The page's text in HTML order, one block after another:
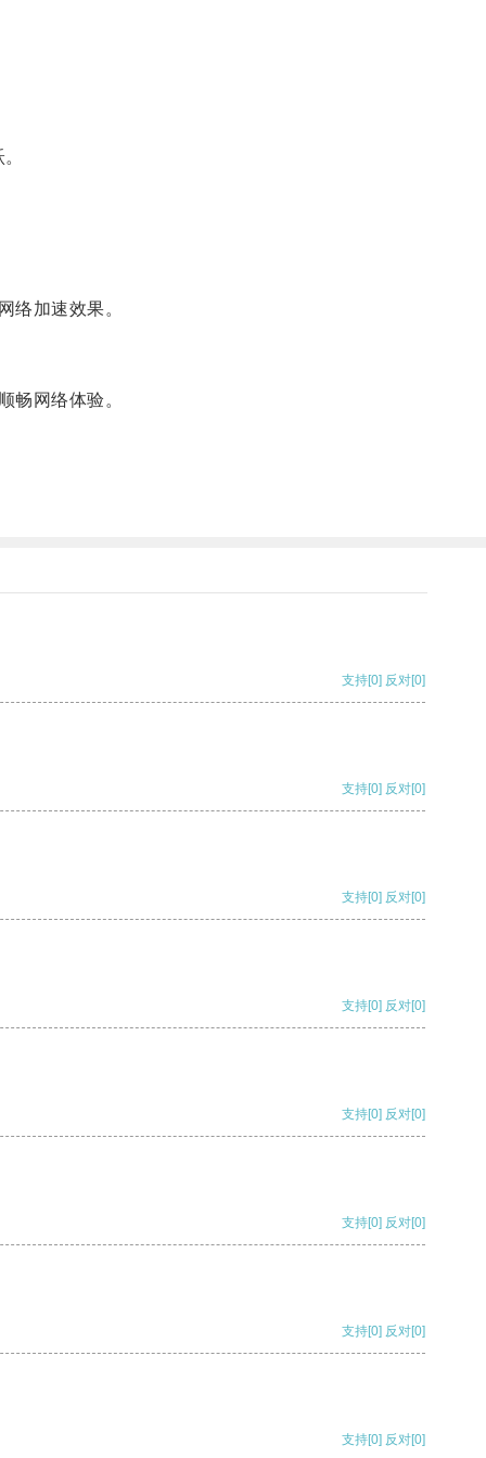
加速效果。
网络体验。
支持[0] 反对[0]
支持[0] 反对[0]
支持[0] 反对[0]
支持[0] 反对[0]
支持[0] 反对[0]
支持[0] 反对[0]
支持[0] 反对[0]
支持[0] 反对[0]